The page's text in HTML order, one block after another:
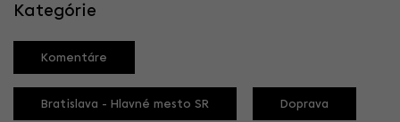
Kategórie
Komentáre
Bratislava - Hlavné mesto SR Doprava